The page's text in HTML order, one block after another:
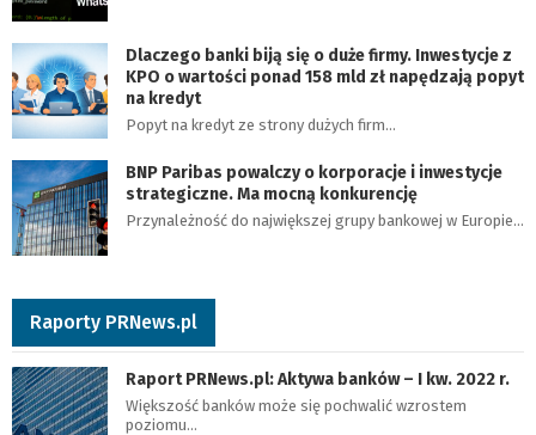
Dlaczego banki biją się o duże firmy. Inwestycje z
KPO o wartości ponad 158 mld zł napędzają popyt
na kredyt
Popyt na kredyt ze strony dużych firm…
BNP Paribas powalczy o korporacje i inwestycje
strategiczne. Ma mocną konkurencję
Przynależność do największej grupy bankowej w Europie…
Raporty PRNews.pl
Raport PRNews.pl: Aktywa banków – I kw. 2022 r.
Większość banków może się pochwalić wzrostem
poziomu…